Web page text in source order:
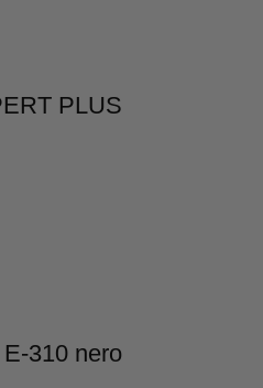
PLUS
310 nero